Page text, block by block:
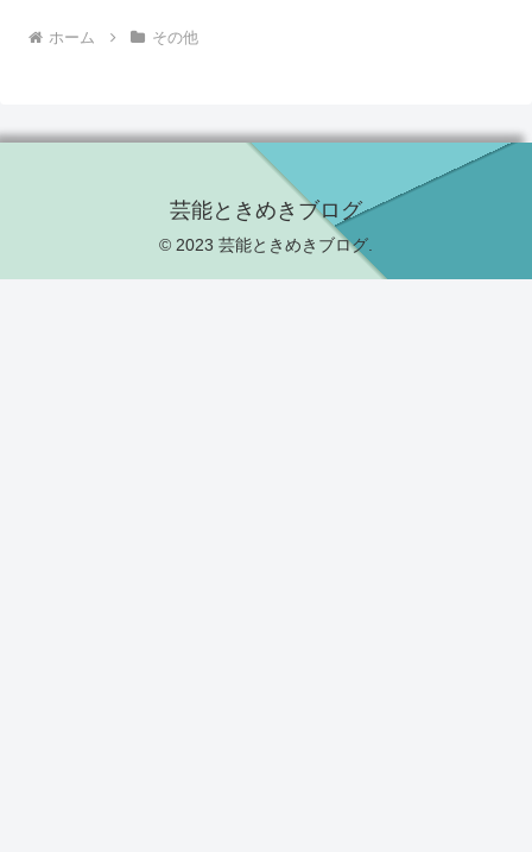
ホーム その他
芸能ときめきブログ
© 2023 芸能ときめきブログ.